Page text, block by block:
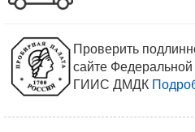
Проверить
сайте
ГИИС ДМДК